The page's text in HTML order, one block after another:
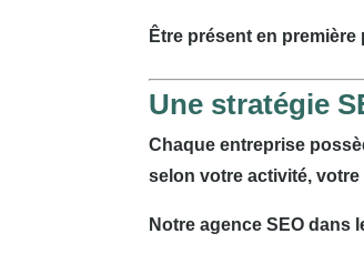
Être présent en
Une stratégie
Chaque entreprise
selon votre activité,
Notre agence SEO dans